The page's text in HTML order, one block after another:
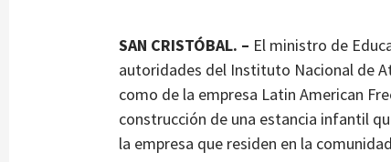
SAN CRISTÓBAL. – El ministro de
autoridades del Instituto Nacional de
como de la empresa Latin American
construcción de una estancia infantil
la empresa que residen en la